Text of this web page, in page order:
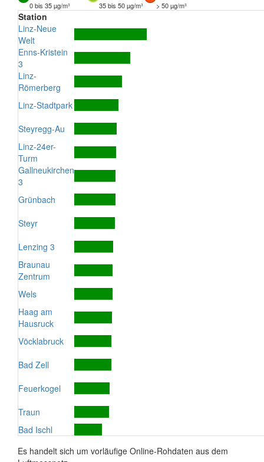
0 bis 35 µg/m³
35 bis 50 µg/m³ > 50 µg/m³
Station
Linz-Neue
Welt
Enns-Kristein
3
Linz-
Römerberg
Linz-Stadtpark
Steyregg-Au
Linz-24er-
Turm
Gallneukirchen
3
Grünbach
Steyr
Lenzing 3
Braunau
Zentrum
Wels
Haag am
Hausruck
Vöcklabruck
Bad Zell
Feuerkogel
Traun
Bad Ischl
Es handelt sich um vorläufige Online-Rohdaten aus dem